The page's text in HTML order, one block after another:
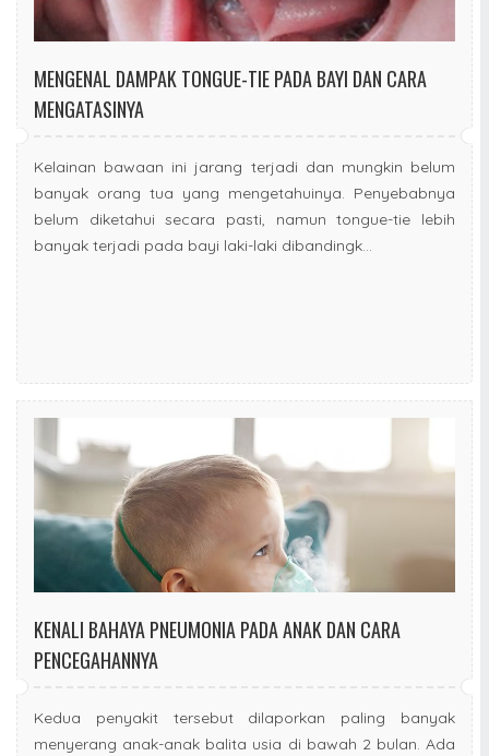
MENGENAL DAMPAK TONGUE-TIE PADA BAYI DAN CARA
MENGATASINYA
Kelainan bawaan ini jarang terjadi dan mungkin belum
banyak orang tua yang mengetahuinya. Penyebabnya
belum diketahui secara pasti, namun tongue-tie lebih
banyak terjadi pada bayi laki-laki dibandingk...
KENALI BAHAYA PNEUMONIA PADA ANAK DAN CARA
PENCEGAHANNYA
Kedua penyakit tersebut dilaporkan paling banyak
menyerang anak-anak balita usia di bawah 2 bulan. Ada